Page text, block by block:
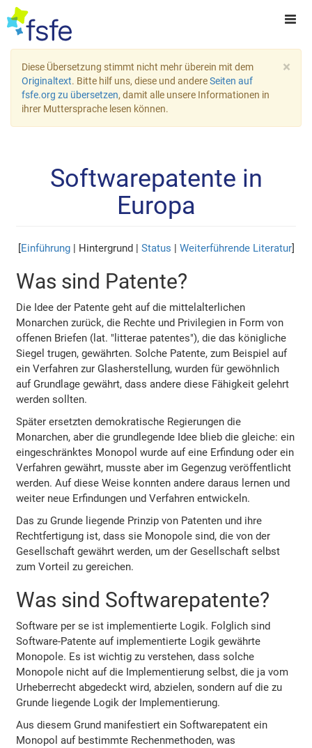
×
Diese Übersetzung stimmt nicht mehr überein mit dem
Originaltext. Bitte hilf uns, diese und andereSeiten auf
fsfe.org zu übersetzen, damit alle unsere Informationen in
ihrer Muttersprache lesen können.
Softwarepatente in
Europa
Einführung| Hintergrund | Status Weiterführende Literatur]
Was sind Patente?
Die Idee der Patente geht auf die mittelalterlichen
Monarchen zurück, die Rechte und Privilegien in Form von
offenen Briefen (lat. "litterae patentes"), die das königliche
Siegel trugen, gewährten. Solche Patente, zum Beispiel auf
ein Verfahren zur Glasherstellung, wurden für gewöhnlich
auf Grundlage gewährt, dass andere diese Fähigkeit gelehrt
werden sollten.
Später ersetzten demokratische Regierungen die
Monarchen, aber die grundlegende Idee blieb die gleiche: ein
eingeschränktes Monopol wurde auf eine Erfindung oder ein
Verfahren gewährt, musste aber im Gegenzug veröffentlicht
werden. Auf diese Weise konnten andere daraus lernen und
weiter neue Erfindungen und Verfahren entwickeln.
Das zu Grunde liegende Prinzip von Patenten und ihre
Rechtfertigung ist, dass sie Monopole sind, die von der
Gesellschaft gewährt werden, um der Gesellschaft selbst
zum Vorteil zu gereichen.
Was sind Softwarepatente?
Software per se ist implementierte Logik. Folglich sind
Software-Patente auf implementierte Logik gewährte
Monopole. Es ist wichtig zu verstehen, dass solche
Monopole nicht auf die Implementierung selbst, die ja vom
Urheberrecht abgedeckt wird, abzielen, sondern auf die zu
Grunde liegende Logik der Implementierung.
Aus diesem Grund manifestiert ein Softwarepatent ein
Monopol auf bestimmte Rechenmethoden, was